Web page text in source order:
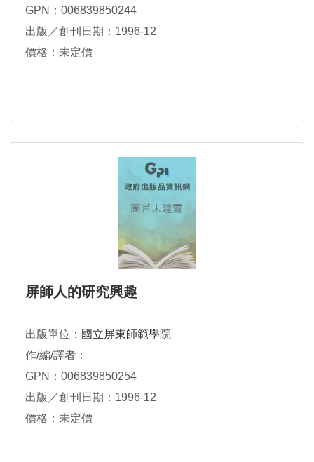
GPN：006839850244
出版／創刊日期：1996-12
價格：未定價
屏師人的研究興趣
出版單位： 國立屏東師範學院
作/編/譯者：
GPN：006839850254
出版／創刊日期：1996-12
價格：未定價